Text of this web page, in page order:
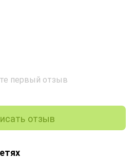
первый отзыв
отзыв